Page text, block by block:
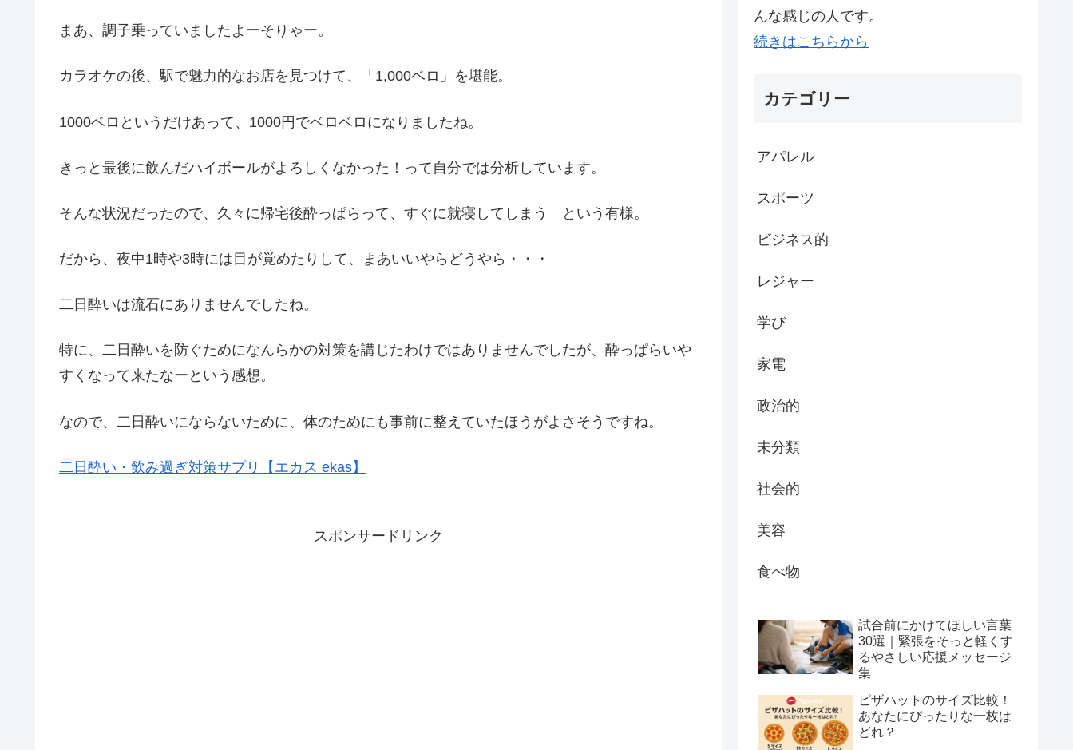
まあ、調子乗っていましたよーそりゃー。
カラオケの後、駅で魅力的なお店を見つけて、「1,000ベロ」を堪能。
1000ベロというだけあって、1000円でベロベロになりましたね。
きっと最後に飲んだハイボールがよろしくなかった！って自分では分析しています。
そんな状況だったので、久々に帰宅後酔っぱらって、すぐに就寝してしまう という有様。
だから、夜中1時や3時には目が覚めたりして、まあいいやらどうやら・・・
二日酔いは流石にありませんでしたね。
特に、二日酔いを防ぐためになんらかの対策を講じたわけではありませんでしたが、酔っぱらいや
すくなって来たなーという感想。
なので、二日酔いにならないために、体のためにも事前に整えていたほうがよさそうですね。
二日酔い・飲み過ぎ対策サプリ【エカス ekas】
スポンサードリンク
んな感じの人です。
続きはこちらから
カテゴリー
アパレル
スポーツ
ビジネス的
レジャー
学び
家電
政治的
未分類
社会的
美容
食べ物
試合前にかけてほしい言葉
30選｜緊張をそっと軽くす
るやさしい応援メッセージ
集
ピザハットのサイズ比較！
あなたにぴったりな一枚は
どれ？